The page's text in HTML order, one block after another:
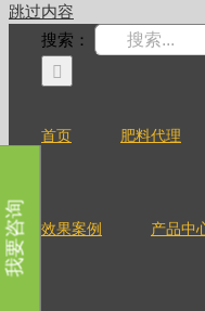
跳过内容
搜索：
首页 肥料代理
效果案例 产品中
我要咨询